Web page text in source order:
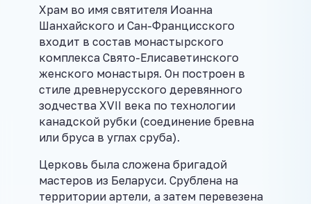
Храм во имя святителя Иоанна
Шанхайского и Сан-Францисского
входит в состав монастырского
комплекса Свято-Елисаветинского
женского монастыря. Он построен в
стиле древнерусского деревянного
зодчества XVII века по технологии
канадской рубки (соединение бревна
или бруса в углах сруба).
Церковь была сложена бригадой
мастеров из Беларуси. Срублена на
территории артели, а затем перевезена